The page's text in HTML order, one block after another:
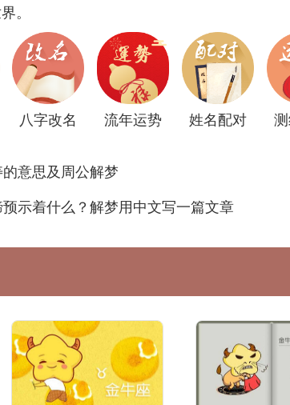
。
八字改名 流年运势 姓名配对
意思及周公解梦
示着什么？解梦用中文写一篇文章